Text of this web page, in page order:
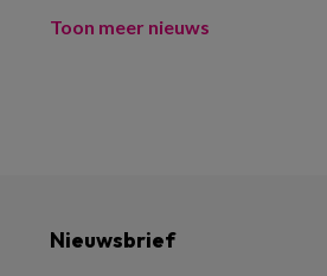
Toon meer nieuws
Nieuwsbrief